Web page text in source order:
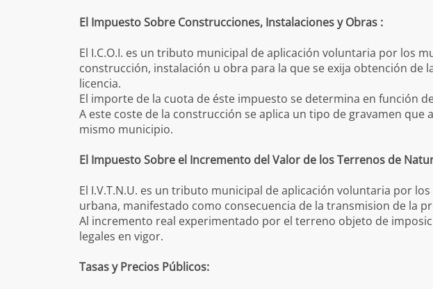
El Impuesto Sobre Construcciones, Instalaciones y Obras :
El I.C.O.I. es un tributo municipal de aplicación voluntaria por los
construcción, instalación u obra para la que se exija obtención
licencia.
El importe de la cuota de éste impuesto se determina en función
A este coste de la construcción se aplica un tipo de gravamen
mismo municipio.
El Impuesto Sobre el Incremento del Valor de los Terrenos de
El I.V.T.N.U. es un tributo municipal de aplicación voluntaria por
urbana, manifestado como consecuencia de la transmision de la
Al incremento real experimentado por el terreno objeto de
legales en vigor.
Tasas y Precios Públicos: